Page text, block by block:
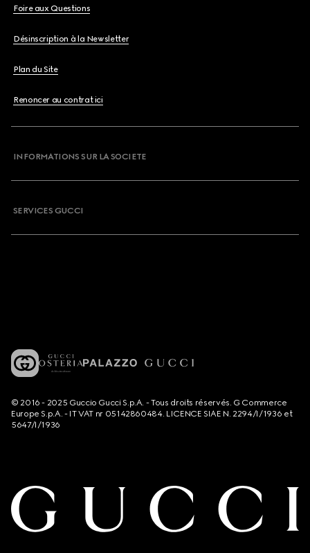
Foire aux Questions
Désinscription à la Newsletter
Plan du Site
Renoncer au contrat ici
INFORMATIONS SUR LA SOCIETE
SERVICES GUCCI
© 2016 - 2025 Guccio Gucci S.p.A. - Tous droits réservés. G Commerce
Europe S.p.A. - IT VAT nr 05142860484. LICENCE SIAE N. 2294/I/1936 et
5647/I/1936